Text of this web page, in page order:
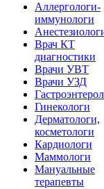
Аллергологи-
иммунологи
Врач КТ
диагностики
Врачи УВТ
Врачи УЗД
Гинекологи
Дерматологи,
косметологи
Кардиологи
Маммологи
Мануальные
терапевты